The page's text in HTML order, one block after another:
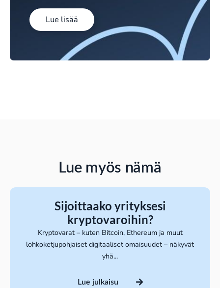
Lue lisää
Lue myös nämä
Sijoittaako yrityksesi
kryptovaroihin?
Kryptovarat – kuten Bitcoin, Ethereum ja muut
lohkoketjupohjaiset digitaaliset omaisuudet – näkyvät
yhä...
Lue julkaisu